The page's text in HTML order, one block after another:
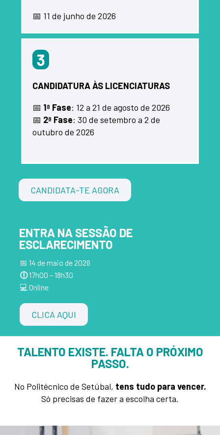
📅 11 de junho de 2026
3
CANDIDATURA ÀS LICENCIATURAS
📅 1ª Fase: 12 a 21 de agosto de 2026
📅 2ª Fase: 30 de setembro a 2 de
outubro de 2026
CANDIDATA-TE AGORA
ENTRA NA SESSÃO DE
ESCLARECIMENTO
📅 14 de maio de 2026
🕕17h00 – 18h30
💻 Online
CLICA AQUI
TALENTO EXISTE. FALTA O PRÓXIMO
PASSO.
No Politécnico de Setúbal, tens tudo para vencer.
Só precisas de fazer a escolha certa.